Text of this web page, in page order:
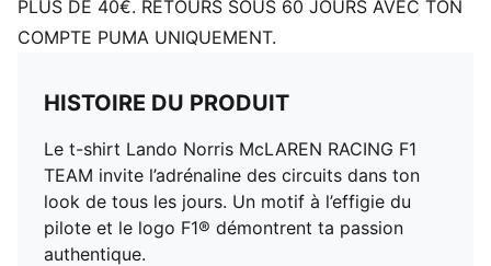
PLUS DE 40€. RETOURS SOUS 60 JOURS AVEC TON
COMPTE PUMA UNIQUEMENT.
HISTOIRE DU PRODUIT
Le t-shirt Lando Norris McLAREN RACING F1
TEAM invite l’adrénaline des circuits dans ton
look de tous les jours. Un motif à l’effigie du
pilote et le logo F1® démontrent ta passion
authentique.